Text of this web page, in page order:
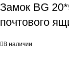
Замок BG
почтового
В наличии